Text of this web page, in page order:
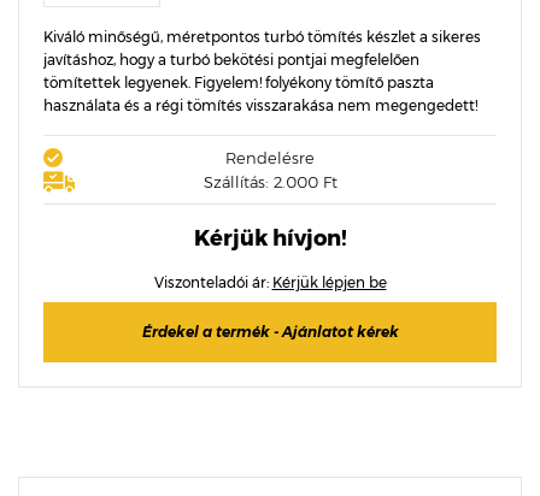
Kiváló minőségű, méretpontos turbó tömítés készlet a sikeres
javításhoz, hogy a turbó bekötési pontjai megfelelően
tömítettek legyenek. Figyelem! folyékony tömítő paszta
használata és a régi tömítés visszarakása nem megengedett!
Rendelésre
Szállítás: 2.000 Ft
Kérjük hívjon!
Viszonteladói ár: Kérjük lépjen be
Érdekel a termék - Ajánlatot kérek